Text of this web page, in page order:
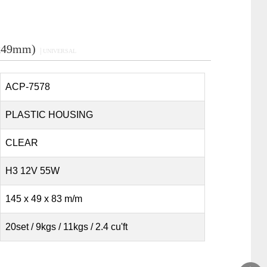
│UNIVERSAL
ACP-7578
PLASTIC HOUSING
CLEAR
H3 12V 55W
145 x 49 x 83 m/m
20set / 9kgs / 11kgs / 2.4 cu'ft